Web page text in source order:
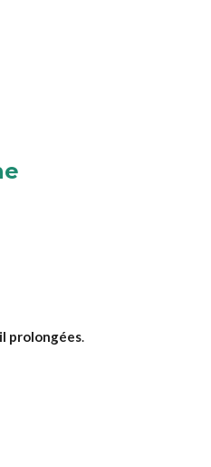
prolongées